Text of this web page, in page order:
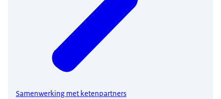
Samenwerking met ketenpartners